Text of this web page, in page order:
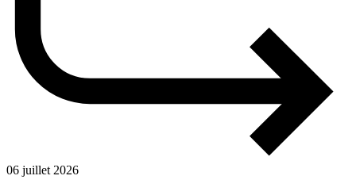
06 juillet 2026